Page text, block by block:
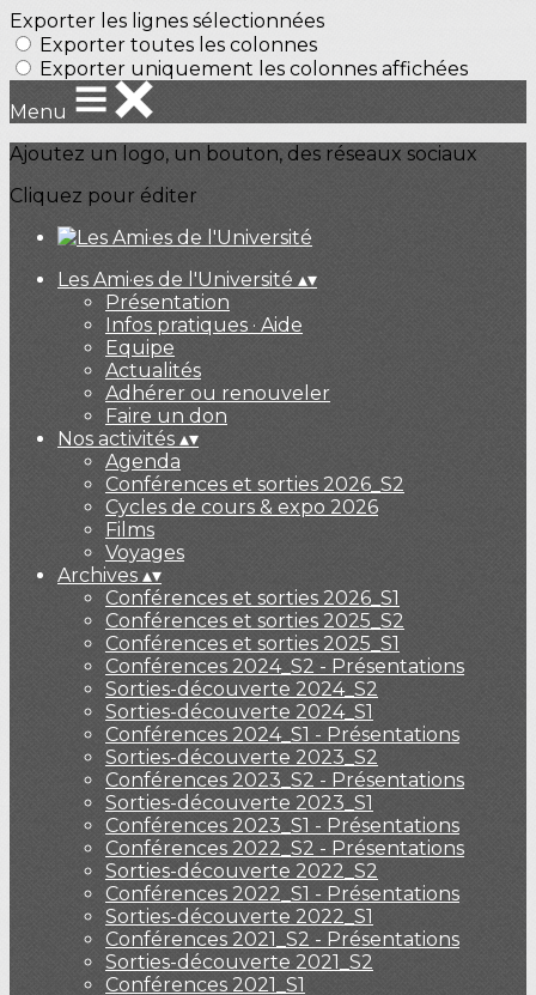
Exporter les lignes sélectionnées
Exporter toutes les colonnes
Exporter uniquement les colonnes affichées
Menu
Ajoutez un logo, un bouton, des réseaux sociaux
Cliquez pour éditer
Les Ami·es de l'Université ▴▾
Présentation
Infos pratiques · Aide
Equipe
Actualités
Adhérer ou renouveler
Faire un don
Nos activités ▴▾
Agenda
Conférences et sorties 2026_S2
Cycles de cours & expo 2026
Films
Voyages
Archives ▴▾
Conférences et sorties 2026_S1
Conférences et sorties 2025_S2
Conférences et sorties 2025_S1
Conférences 2024_S2 - Présentations
Sorties-découverte 2024_S2
Sorties-découverte 2024_S1
Conférences 2024_S1 - Présentations
Sorties-découverte 2023_S2
Conférences 2023_S2 - Présentations
Sorties-découverte 2023_S1
Conférences 2023_S1 - Présentations
Conférences 2022_S2 - Présentations
Sorties-découverte 2022_S2
Conférences 2022_S1 - Présentations
Sorties-découverte 2022_S1
Conférences 2021_S2 - Présentations
Sorties-découverte 2021_S2
Conférences 2021_S1